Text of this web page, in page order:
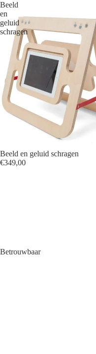
Beeld
en
geluid
schragen
Beeld en geluid schragen
€349,00
Betrouwbaar